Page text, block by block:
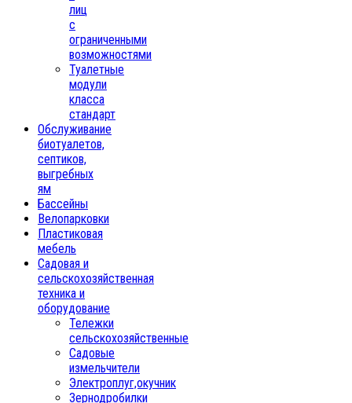
лиц
с
ограниченными
возможностями
Туалетные
модули
класса
стандарт
Обслуживание
биотуалетов,
септиков,
выгребных
ям
Бассейны
Велопарковки
Пластиковая
мебель
Садовая и
сельскохозяйственная
техника и
оборудование
Тележки
сельскохозяйственные
Садовые
измельчители
Электроплуг,окучник
Зернодробилки